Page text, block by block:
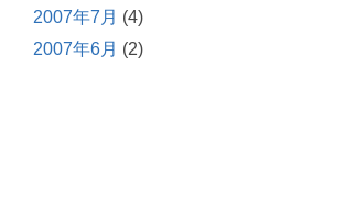
2007年7月 (4)
2007年6月 (2)